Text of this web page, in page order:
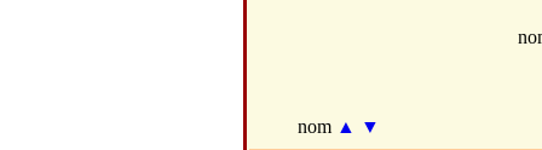
nom ▲
▼